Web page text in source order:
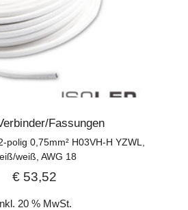
Fassungen
polig 0,75mm² H03VH-H YZWL,
weiß, AWG 18
€ 53,52
20 % MwSt.